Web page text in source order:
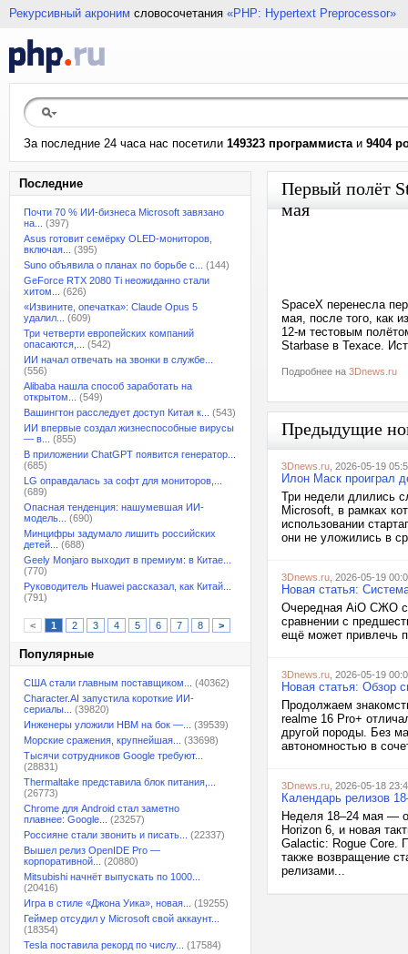
Рекурсивный акроним словосочетания «PHP: Hypertext Preprocessor»
За последние 24 часа нас посетили 149323 программистаи 9404
Последние
Почти 70 % ИИ-бизнеса Microsoft завязано
на...
(397)
Asus готовит семёрку OLED-мониторов,
включая...
(395)
Suno объявила о планах по борьбе с...
(144)
GeForce RTX 2080 Ti неожиданно стали
хитом...
(626)
«Извините, опечатка»: Claude Opus 5
удалил...
(609)
Три четверти европейских компаний
опасаются,...
(542)
ИИ начал отвечать на звонки в службе...
(556)
Alibaba нашла способ заработать на
открытом...
(549)
Вашингтон расследует доступ Китая к...
(543)
ИИ впервые создал жизнеспособные вирусы
— в...
(855)
В приложении ChatGPT появится генератор...
(685)
LG оправдалась за софт для мониторов,...
(689)
Опасная тенденция: нашумевшая ИИ-
модель...
(690)
Минцифры задумало лишить российских
детей...
(688)
Geely Monjaro выходит в премиум: в Китае...
(770)
Руководитель Huawei рассказал, как Китай...
(791)
< 1 2 3 4 5 6 7 8 >
Популярные
США стали главным поставщиком...
(40362)
Character.AI запустила короткие ИИ-
сериалы...
(39820)
Инженеры уложили HBM на бок —...
(39539)
Морские сражения, крупнейшая...
(33698)
Тысячи сотрудников Google требуют...
(28831)
Thermaltake представила блок питания,...
(26773)
Chrome для Android стал заметно
плавнее: Google...
(23257)
Россияне стали звонить и писать...
(22337)
Вышел релиз OpenIDE Pro —
корпоративной...
(20880)
Mitsubishi начнёт выпускать по 1000...
(20416)
Игра в стиле «Джона Уика», новая...
(19255)
Геймер отсудил у Microsoft свой аккаунт...
(18354)
Tesla поставила рекорд по числу...
(17584)
Первый полёт
мая
SpaceX перенесла
мая, после того, как
12-м тестовым
Starbase в Техасе.
Подробнее на 3Dnews.ru
Предыдущие
3Dnews.ru , 2026-05-19
Илон Маск проиграл
Три недели длились
Microsoft, в рамках
использовании
они не уложились в
3Dnews.ru , 2026-05-19
Новая статья:
Очередная AiO СЖО с
сравнении с
ещё может привлечь
3Dnews.ru , 2026-05-19
Новая статья: Обзор
Продолжаем
realme 16 Pro+
другой породы. Без
автономностью в
3Dnews.ru , 2026-05-18
Календарь релизов
Неделя 18–24 мая —
Horizon 6, и новая
Galactic: Rogue Core.
также возвращение
релизами...